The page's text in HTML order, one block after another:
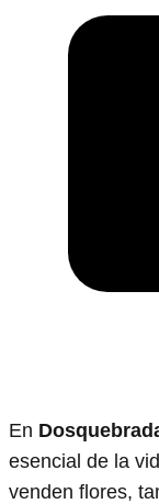
En
esencial de la
venden flores,